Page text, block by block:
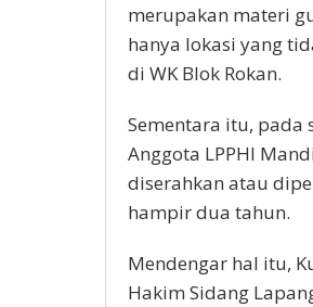
merupakan materi
hanya lokasi yang
di WK Blok Rokan.
Sementara itu, pada
Anggota LPPHI
diserahkan atau
hampir dua tahun.
Mendengar hal itu,
Hakim Sidang